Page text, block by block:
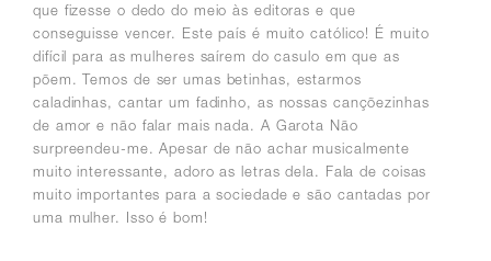
que fizesse o dedo do meio às editoras e que
conseguisse vencer. Este país é muito católico! É muito
difícil para as mulheres saírem do casulo em que as
põem. Temos de ser umas betinhas, estarmos
caladinhas, cantar um fadinho, as nossas cançõezinhas
de amor e não falar mais nada. A Garota Não
surpreendeu-me. Apesar de não achar musicalmente
muito interessante, adoro as letras dela. Fala de coisas
muito importantes para a sociedade e são cantadas por
uma mulher. Isso é bom!